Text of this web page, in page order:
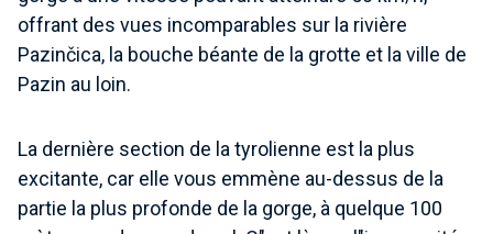
offrant des vues incomparables sur la rivière
Pazinčica, la bouche béante de la grotte et la ville de
Pazin au loin.
La dernière section de la tyrolienne est la plus
excitante, car elle vous emmène au-dessus de la
partie la plus profonde de la gorge, à quelque 100